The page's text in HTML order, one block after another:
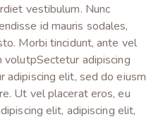
vestibulum. Nunc
id mauris sodales,
Morbi tincidunt, ante vel
adipiscing
adipiscing elit, sed do eiusm
Ut vel placerat eros, eu
elit, adipiscing elit,